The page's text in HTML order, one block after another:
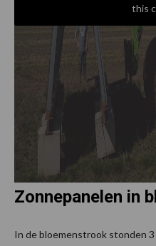
this
Zonnepanelen in
In de bloemenstrook stonden